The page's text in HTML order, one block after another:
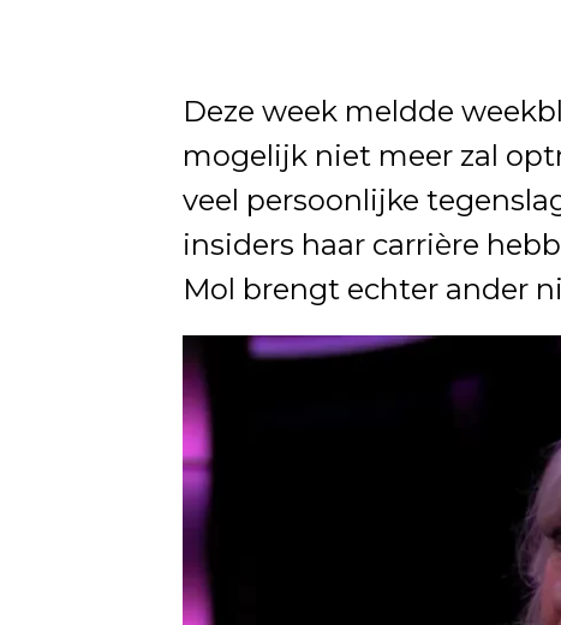
Deze week meldde
mogelijk niet meer zal
veel persoonlijke
insiders haar carrière
Mol brengt echter ander